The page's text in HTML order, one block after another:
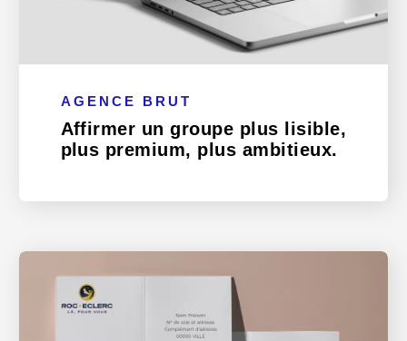
AGENCE BRUT
Affirmer un groupe plus lisible,
plus premium, plus ambitieux.